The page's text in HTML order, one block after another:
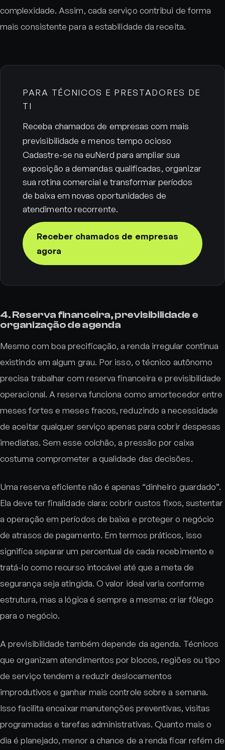
complexidade. Assim, cada serviço contribui de forma
mais consistente para a estabilidade da receita.
PARA TÉCNICOS E PRESTADORES DE
TI
Receba chamados de empresas com mais
previsibilidade e menos tempo ocioso
Cadastre-se na euNerd para ampliar sua
exposição a demandas qualificadas, organizar
sua rotina comercial e transformar períodos
de baixa em novas oportunidades de
atendimento recorrente.
Receber chamados de empresas
agora
4. Reserva financeira, previsibilidade e
organização de agenda
Mesmo com boa precificação, a renda irregular continua
existindo em algum grau. Por isso, o técnico autônomo
precisa trabalhar com reserva financeira e previsibilidade
operacional. A reserva funciona como amortecedor entre
meses fortes e meses fracos, reduzindo a necessidade
de aceitar qualquer serviço apenas para cobrir despesas
imediatas. Sem esse colchão, a pressão por caixa
costuma comprometer a qualidade das decisões.
Uma reserva eficiente não é apenas “dinheiro guardado”.
Ela deve ter finalidade clara: cobrir custos fixos, sustentar
a operação em períodos de baixa e proteger o negócio
de atrasos de pagamento. Em termos práticos, isso
significa separar um percentual de cada recebimento e
tratá-lo como recurso intocável até que a meta de
segurança seja atingida. O valor ideal varia conforme
estrutura, mas a lógica é sempre a mesma: criar fôlego
para o negócio.
A previsibilidade também depende da agenda. Técnicos
que organizam atendimentos por blocos, regiões ou tipo
de serviço tendem a reduzir deslocamentos
improdutivos e ganhar mais controle sobre a semana.
Isso facilita encaixar manutenções preventivas, visitas
programadas e tarefas administrativas. Quanto mais o
dia é planejado, menor a chance de a renda ficar refém de